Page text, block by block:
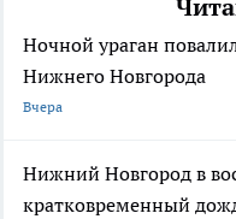
Ночной ураган
Нижнего Новгорода
Вчера
Нижний Новгород в
кратковременный